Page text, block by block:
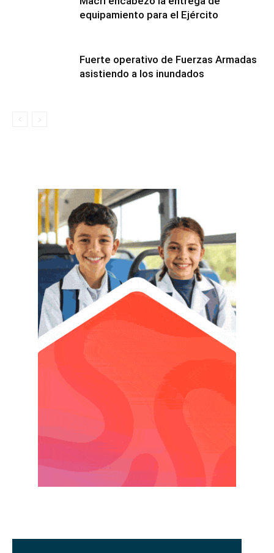
equipamiento para el Ejército
Fuerte operativo de Fuerzas Armadas
asistiendo a los inundados